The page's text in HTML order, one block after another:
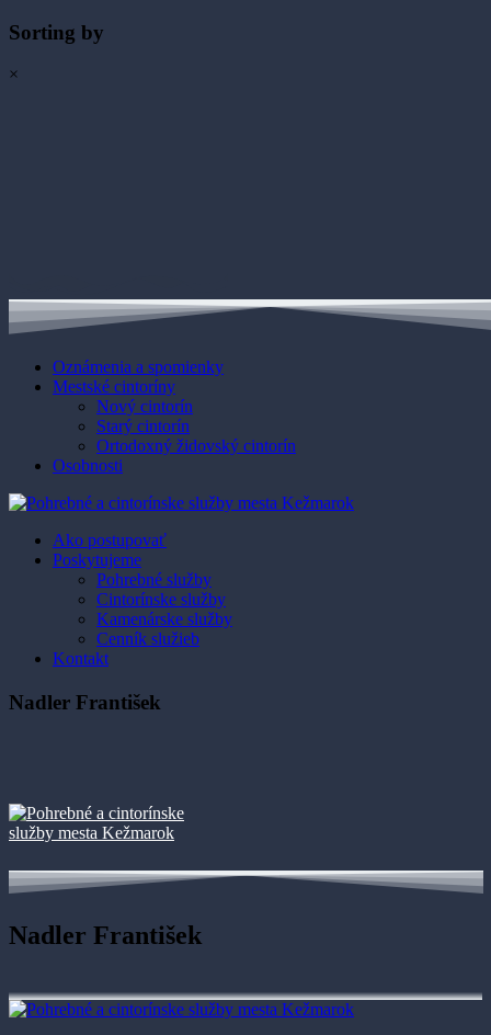
Sorting by
×
Oznámenia a spomienky
Mestské cintoríny
Nový cintorín
Starý cintorín
Ortodoxný židovský cintorín
Osobnosti
Ako postupovať
Poskytujeme
Pohrebné služby
Cintorínske služby
Kamenárske služby
Cenník služieb
Kontakt
Nadler František
Nadler František